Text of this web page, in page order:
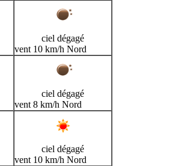
ciel dégagé
vent 10 km/h Nord
ciel dégagé
vent 8 km/h Nord
ciel dégagé
vent 10 km/h Nord